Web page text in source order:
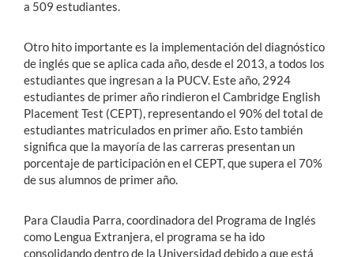
a 509 estudiantes.
Otro hito importante es la implementación del diagnóstico
de inglés que se aplica cada año, desde el 2013, a todos los
estudiantes que ingresan a la PUCV. Este año, 2924
estudiantes de primer año rindieron el Cambridge English
Placement Test (CEPT), representando el 90% del total de
estudiantes matriculados en primer año. Esto también
significa que la mayoría de las carreras presentan un
porcentaje de participación en el CEPT, que supera el 70%
de sus alumnos de primer año.
Para Claudia Parra, coordinadora del Programa de Inglés
como Lengua Extranjera, el programa se ha ido
consolidando dentro de la Universidad debido a que está